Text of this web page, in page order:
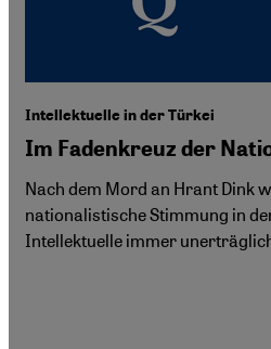
Intellektuelle in der Türkei
Im Fadenkreuz der
Nach dem Mord an Hrant Dink
nationalistische Stimmung in
Intellektuelle immer